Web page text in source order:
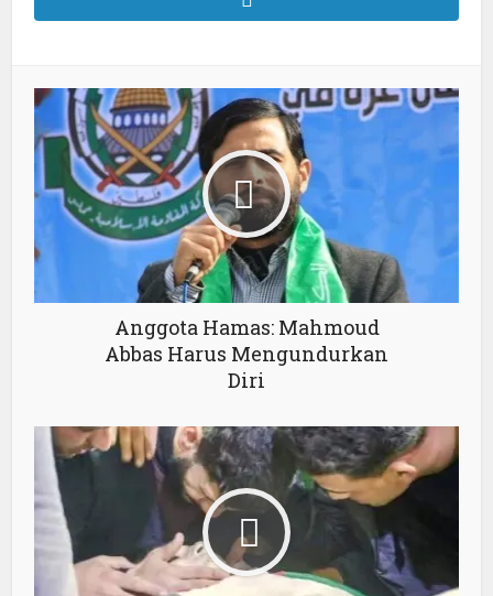
Anggota Hamas: Mahmoud
Abbas Harus Mengundurkan
Diri